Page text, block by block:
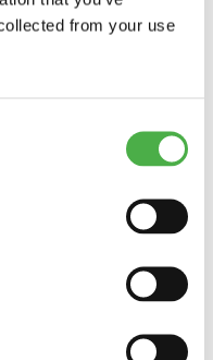
from your use
7 päivän päähän
avautuvat
avautuu